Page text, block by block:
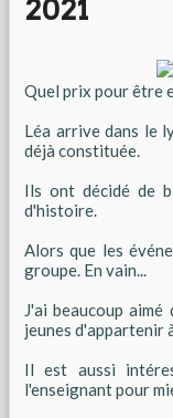
2021
Quel prix pour être
Léa arrive dans le
déjà constituée.
Ils ont décidé de
d'histoire.
Alors que les
groupe. En vain...
J'ai beaucoup
jeunes d'appartenir
Il est aussi
l'enseignant pour